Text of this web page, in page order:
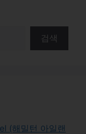
검색
(해밀턴 아일랜